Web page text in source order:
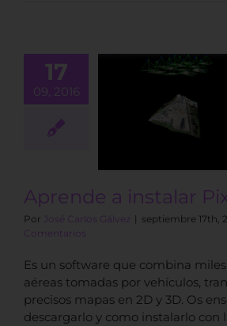
17
09, 2016
Aprende a instalar
Por José Carlos Gálvez | septiembre 17th,
Comentarios
Es un software que combina
aéreas tomadas por vehículos,
precisos mapas en 2D y 3D. Os
descargarlo y como instalarlo con